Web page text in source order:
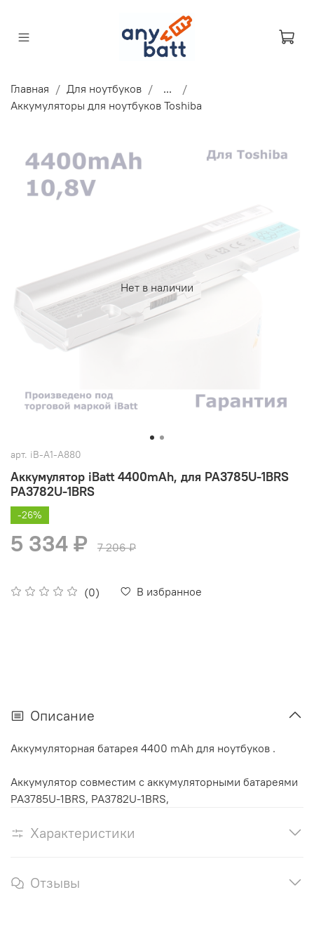
Главная Для ноутбуков
...
Аккумуляторы для ноутбуков Toshiba
Нет в наличии
арт. iB-A1-A880
Аккумулятор iBatt 4400mAh, для PA3785U-1BRS
PA3782U-1BRS
(0) В избранное
-26%
5 334 ₽ 7 206 ₽
Описание
Аккумуляторная батарея 4400 mAh для ноутбуков .
Аккумулятор cовместим с аккумуляторными батареями
PA3785U-1BRS, PA3782U-1BRS,
Характеристики
Отзывы